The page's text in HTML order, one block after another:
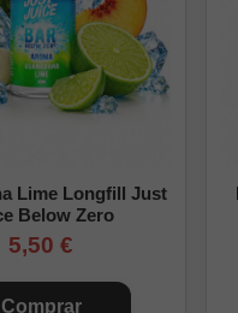
Debes completar la
con tus
Lime Longfill Just
Below Zero
5,50 €
Comprar